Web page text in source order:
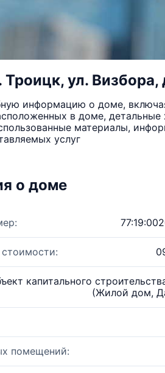
Троицк, ул. Визбора,
информацию о доме,
в доме, детальные
материалы,
услуг
о доме
капитального
(Жилой дом,
помещений: